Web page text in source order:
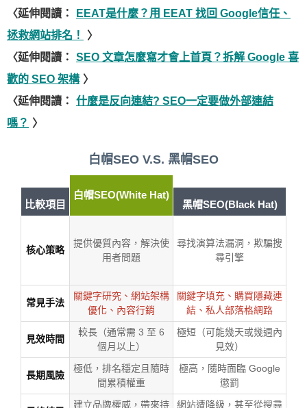
〈延伸閱讀：
EEAT是什麼？用 EEAT 找回 Google信任、
拯救網站排名！
〉
〈延伸閱讀：
SEO 文章怎麼寫才會上首頁？拆解 Google 喜
歡的 SEO 架構 〉
〈延伸閱讀：
什麼是反向連結? SEO一定要做外部連結
嗎？ 〉
白帽SEO V.S. 黑帽SEO
比較項目
白帽SEO(White Hat)
黑帽SEO(Black Hat)
核心策略
提供優質內容，解決使
用者問題
尋找演算法漏洞，欺騙搜
尋引擎
常見手法
關鍵字研究、網站架構
優化、內容行銷
關鍵字填充、購買隱藏連
結、私人部落格網路
見效時間
較長（通常需 3 至 6
個月以上）
極短（可能幾天或幾週內
見效）
長期風險
極低，排名穩定且隨時
間累積權重
極高，隨時面臨 Google
懲罰
建立品牌權威，帶來持
網站遭降級，甚至從搜尋